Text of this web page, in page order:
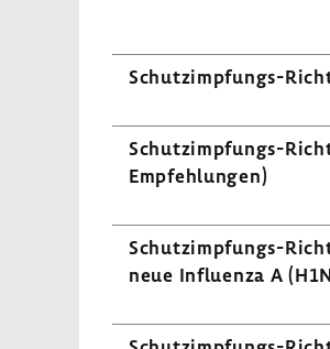
Schutzimpfungs-​
Schutzimpfungs-​
Empfehlungen)
Schutzimpfungs-​
neue Influ­enza A